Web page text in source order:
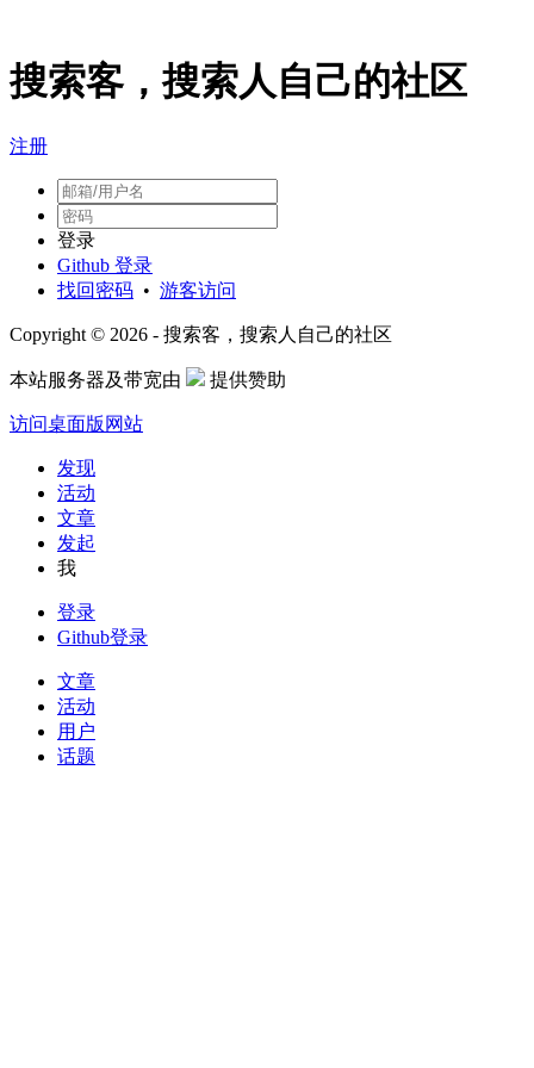
搜索客，搜索人自己的社区
注册
登录
Github 登录
找回密码 • 游客访问
Copyright © 2026 - 搜索客，搜索人自己的社区
本站服务器及带宽由 提供赞助
访问桌面版网站
发现
活动
文章
发起
我
登录
Github登录
文章
活动
用户
话题